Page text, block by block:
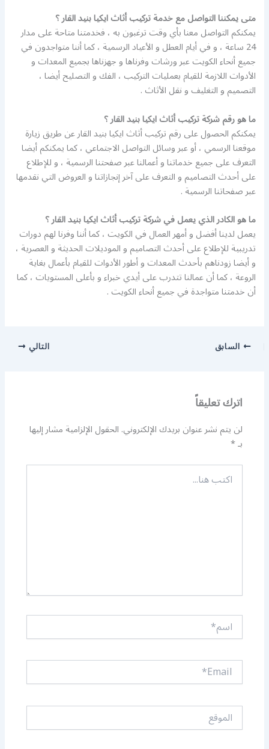
متى يمكننا التواصل مع خدمة تركيب أثاث ايكيا بنيد القار ؟
يمكنكم التواصل معنا بأي وقت ترغبون به ، فخدمتنا متاحة على مدار
24 ساعة ، و في أيام العطل و الأعياد الرسمية ، كما أننا متواجدون في
جميع أنحاء الكويت عبر ورشات وفرناها و جهزناها بجميع المعدات و
الأدوات اللازمة للقيام بعمليات التركيب ، الفك و التصليح أيضا ،
التصميم و التغليف و نقل الأثاث .
ما هو رقم شركة تركيب أثاث ايكيا بنيد القار ؟
يمكنكم الحصول على رقم تركيب أثاث ايكيا بنيد القار عن طريق زيارة
موقعنا الرسمي ، أو عبر وسائل التواصل الاجتماعي ، كما يمكنكم أيضا
التعرف على جميع خدماتنا و أعمالنا عبر صفحتنا الرسمية ، و للإطلاع
على أحدث التصاميم و التعرف على آخر إنجازاتنا و العروض التي نقدمها
عبر صفحاتنا الرسمية .
ما هو الكادر الذي يعمل في شركة تركيب أثاث ايكيا بنيد القار ؟
يعمل لدينا أفضل و أمهر العمال في الكويت ، كما أننا وفرنا لهم دورات
تدريبية للإطلاع على أحدث التصاميم و الموديلات الحديثة و العصرية ،
و أيضا زودناهم بأحدث المعدات و أطور الأدوات للقيام بأعمال بغاية
الروعة ، كما أن عمالنا تتدرب على أيدي خبراء و بأعلى المستويات ، كما
أن خدمتنا متواجدة في جميع أنحاء الكويت .
السابق التالي
اترك تعليقاً
لن يتم نشر عنوان بريدك الإلكتروني.الحقول الإلزامية مشار إليها
بـ*
اكتب
هنا...
اسم*
Email*
الموقع